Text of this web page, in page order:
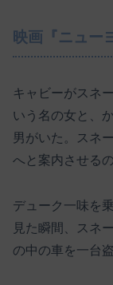
映画『ニュー
キャビーがスネ
いう名の女と、
男がいた。スネ
へと案内させる
デューク一味を
見た瞬間、スネ
の中の車を一台